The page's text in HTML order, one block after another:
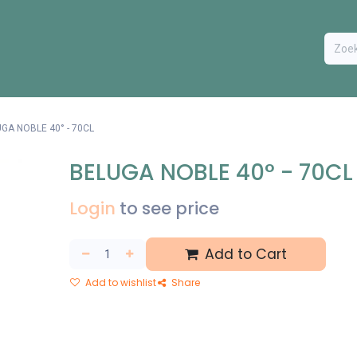
NOBLE 40° - 70CL
BELUGA NOBLE 40° - 70CL
Login to see price
Add to Cart
Add to wishlist Share